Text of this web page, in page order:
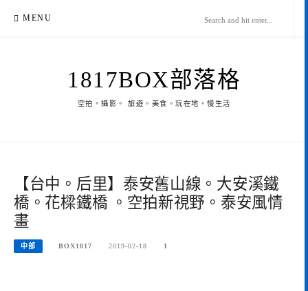
MENU
1817BOX部落格
空拍。攝影。 旅遊。美食。玩在地。慢生活
【台中。后里】泰安舊山線。大安溪鐵
橋。花樑鐵橋 。空拍新視野。泰安風情
畫
中部 BOX1817 2019-02-18 1